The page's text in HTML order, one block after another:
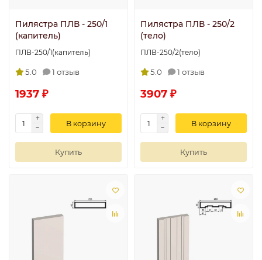
Пилястра ПЛВ - 250/1
(капитель)
ПЛВ-250/1(капитель)
5.0 1 отзыв
1937 ₽
В корзину
Купить
Пилястра ПЛВ - 250/2
(тело)
ПЛВ-250/2(тело)
5.0 1 отзыв
3907 ₽
В корзину
Купить